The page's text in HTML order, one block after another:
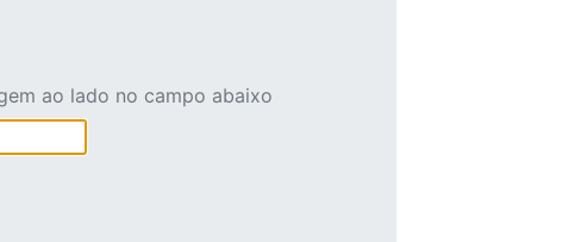
ao lado no campo abaixo